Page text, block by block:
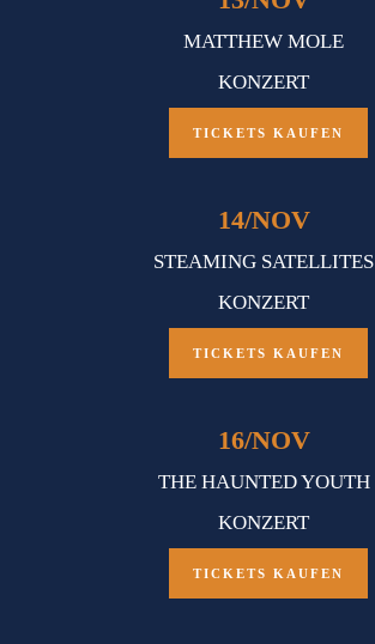
MATTHEW MOLE
KONZERT
TICKETS KAUFEN
14/NOV
STEAMING SATELLITES
KONZERT
TICKETS KAUFEN
16/NOV
THE HAUNTED YOUTH
KONZERT
TICKETS KAUFEN